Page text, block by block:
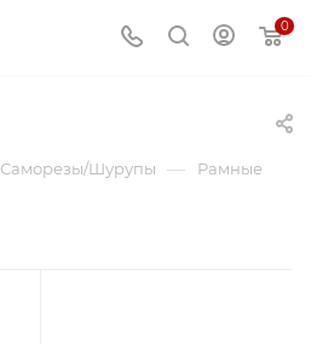
0
Саморезы/Шурупы — Рамные